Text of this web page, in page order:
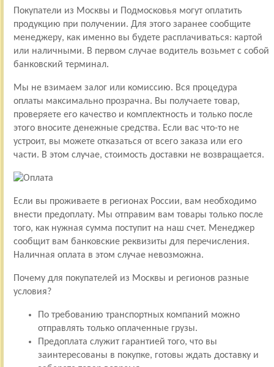
Покупатели из Москвы и Подмосковья могут оплатить
продукцию при получении. Для этого заранее сообщите
менеджеру, как именно вы будете расплачиваться: картой
или наличными. В первом случае водитель возьмет с собой
банковский терминал.
Мы не взимаем залог или комиссию. Вся процедура
оплаты максимально прозрачна. Вы получаете товар,
проверяете его качество и комплектность и только после
этого вносите денежные средства. Если вас что-то не
устроит, вы можете отказаться от всего заказа или его
части. В этом случае, стоимость доставки не возвращается.
Если вы проживаете в регионах России, вам необходимо
внести предоплату. Мы отправим вам товары только после
того, как нужная сумма поступит на наш счет. Менеджер
сообщит вам банковские реквизиты для перечисления.
Наличная оплата в этом случае невозможна.
Почему для покупателей из Москвы и регионов разные
условия?
По требованию транспортных компаний можно
отправлять только оплаченные грузы.
Предоплата служит гарантией того, что вы
заинтересованы в покупке, готовы ждать доставку и